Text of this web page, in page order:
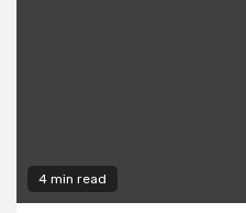
4 min read